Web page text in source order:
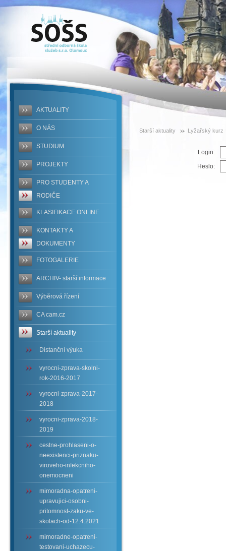
SOŠS -
prihlaska-
AKTUALITY
O NÁS
STUDIUM
PROJEKTY
PRO STUDENTY A
RODIČE
KLASIFIKACE ONLINE
KONTAKTY A
DOKUMENTY
FOTOGALERIE
ARCHIV- starší informace
Výběrová řízení
CA cam.cz
Starší aktuality
Distanční výuka
vyrocni-zprava-skolni-
rok-2016-2017
vyrocni-zprava-2017-
2018
vyrocni-zprava-2018-
2019
cestne-prohlaseni-o-
neexistenci-priznaku-
viroveho-infekcniho-
onemocneni
mimoradna-opatreni-
upravujici-osobni-
pritomnost-zaku-ve-
skolach-od-12.4.2021
mimoradne-opatreni-
testovani-uchazecu-
Starší aktuality Lyžařský kurz
Login:
Heslo: